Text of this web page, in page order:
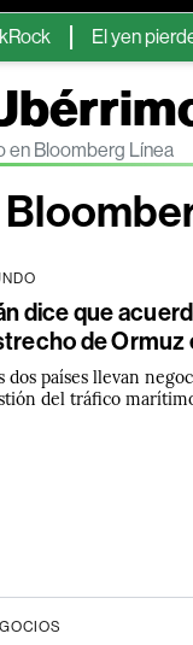
yen pierde casi la
en Bloomberg Línea
dice que
de Ormuz
dos países llevan
del tráfico